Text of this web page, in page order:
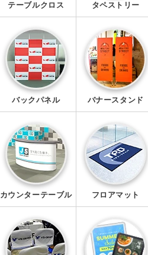
シール・ステッカー
クリアファイル
マグネット
Ｔシャツ
ブルゾン
ワイシャツ
キャップ
エプロン
マスク
テーブルクロス タペストリー
バックパネル バナースタンド
カウンターテーブル フロアマット